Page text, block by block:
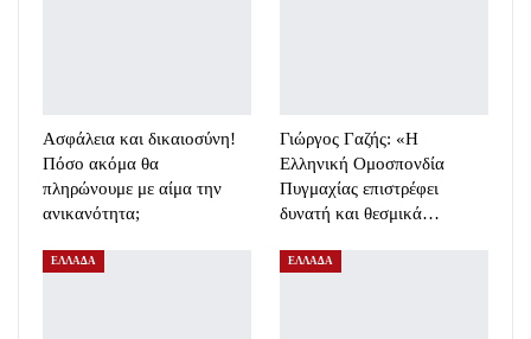
Ασφάλεια και δικαιοσύνη!
Πόσο ακόμα θα
πληρώνουμε με αίμα την
ανικανότητα;
Γιώργος Γαζής: «Η
Ελληνική Ομοσπονδία
Πυγμαχίας επιστρέφει
δυνατή και θεσμικά…
ΕΛΛΑΔΑ ΕΛΛΑΔΑ